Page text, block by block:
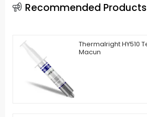
Recommended Products
Thermalright HY510
Macun